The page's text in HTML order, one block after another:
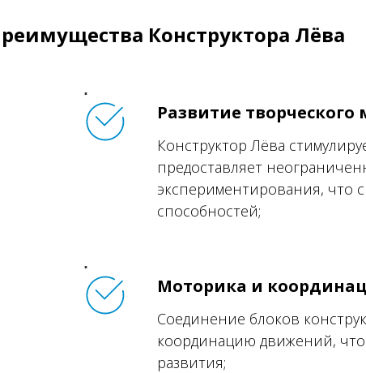
Конструктора Лёва
Развитие
Конструктор Лёва
предоставляет
экспериментирования, что
способностей;
Моторика и
Соединение блоков
координацию движений, что
развития;